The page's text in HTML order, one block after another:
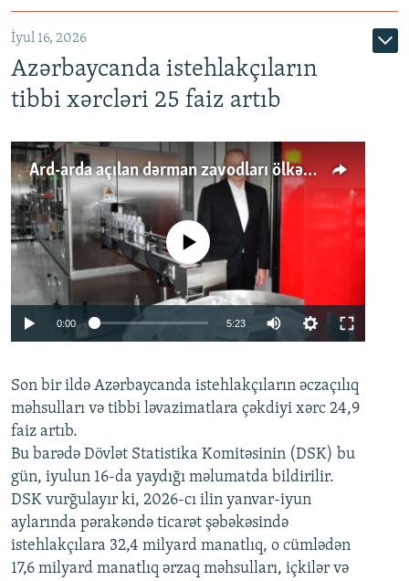
İyul 16, 2026
Azərbaycanda istehlakçıların
tibbi xərcləri 25 faiz artıb
Ard-arda açılan dərman zavodları ölkənin tələbatını ödəyirmi?
Auto 240p 360p 480p
720p 1080p
No media source currently available
0:00 5:23
360p
480p
720p
1080p
Son bir ildə Azərbaycanda istehlakçıların əczaçılıq
məhsulları və tibbi ləvazimatlara çəkdiyi xərc 24,9
faiz artıb.
Bu barədə Dövlət Statistika Komitəsinin (DSK) bu
gün, iyulun 16-da yaydığı məlumatda bildirilir.
DSK vurğulayır ki, 2026-cı ilin yanvar-iyun
aylarında pərakəndə ticarət şəbəkəsində
istehlakçılara 32,4 milyard manatlıq, o cümlədən
17,6 milyard manatlıq ərzaq məhsulları, içkilər və